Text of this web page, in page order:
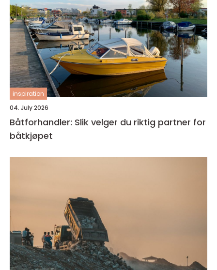
inspiration
04. July 2026
Båtforhandler: Slik velger du riktig partner for
båtkjøpet